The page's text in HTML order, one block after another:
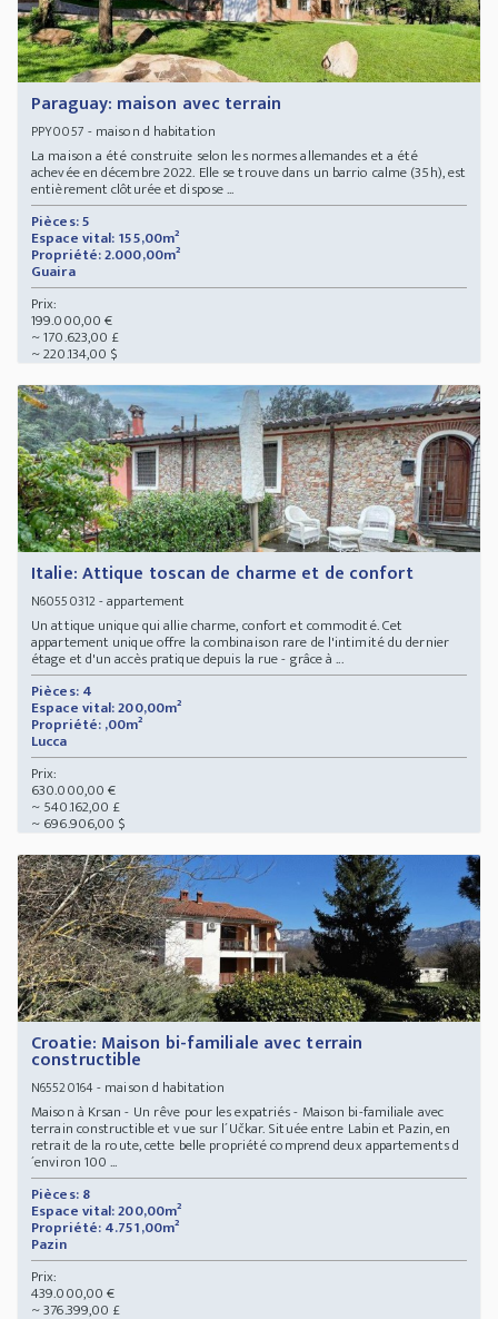
Paraguay: maison avec terrain
PPY0057 - maison d habitation
La maison a été construite selon les normes allemandes et a été
achevée en décembre 2022. Elle se trouve dans un barrio calme (35h), est
entièrement clôturée et dispose ...
Pièces: 5
Espace vital: 155,00m²
Propriété: 2.000,00m²
Guaira
Prix:
199.000,00 €
~ 170.623,00 £
~ 220.134,00 $
Italie: Attique toscan de charme et de confort
N60550312- appartement
Un attique unique qui allie charme, confort et commodité. Cet
appartement unique offre la combinaison rare de l'intimité du dernier
étage et d'un accès pratique depuis la rue - grâce à ...
Pièces: 4
Espace vital: 200,00m²
Propriété: ,00m²
Lucca
Prix:
630.000,00 €
~ 540.162,00 £
~ 696.906,00 $
Croatie: Maison bi-familiale avec terrain
constructible
N65520164- maison d habitation
Maison à Krsan - Un rêve pour les expatriés - Maison bi-familiale avec
terrain constructible et vue sur l´Učkar. Située entre Labin et Pazin, en
retrait de la route, cette belle propriété comprend deux appartements d
´environ 100 ...
Pièces: 8
Espace vital: 200,00m²
Propriété: 4.751,00m²
Pazin
Prix:
439.000,00 €
~ 376.399,00 £